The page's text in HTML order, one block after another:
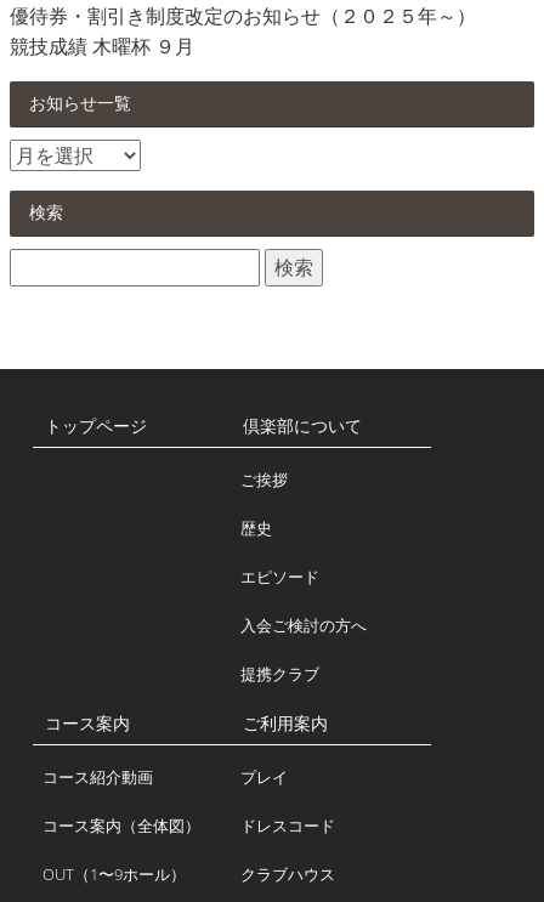
優待券・割引き制度改定のお知らせ（２０２５年～）
競技成績 木曜杯 ９月
お知らせ一覧
お
せ
検索
索:
トップページ 倶楽部について
ご挨拶
歴史
エピソード
入会ご検討の方へ
提携クラブ
コース案内
コース紹介動画
コース案内（全体図）
OUT（1〜9ホール）
ご利用案内
プレイ
ドレスコード
クラブハウス